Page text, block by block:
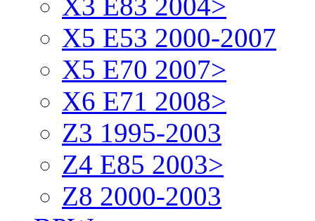
X5 E53 2000-2007
X5 E70 2007>
X6 E71 2008>
Z3 1995-2003
Z4 E85 2003>
Z8 2000-2003